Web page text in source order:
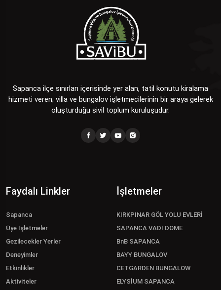
Sapanca ilçe sınırları içerisinde yer alan, tatil konutu kiralama
hizmeti veren; villa ve bungalov işletmecilerinin bir araya gelerek
oluşturduğu sivil toplum kuruluşudur.
Faydalı Linkler
Sapanca
Üye İşletmeler
Gezilecekler Yerler
Deneyimler
Etkinlikler
Aktiviteler
İşletmeler
KIRKPINAR GÖL YOLU EVLERİ
SAPANCA VADİ DOME
BnB SAPANCA
BAYY BUNGALOV
CETGARDEN BUNGALOW
ELYSİUM SAPANCA